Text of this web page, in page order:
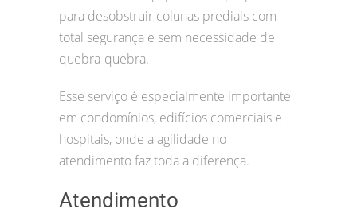
para desobstruir colunas prediais com
total segurança e sem necessidade de
quebra-quebra.
Esse serviço é especialmente importante
em condomínios, edifícios comerciais e
hospitais, onde a agilidade no
atendimento faz toda a diferença.
Atendimento